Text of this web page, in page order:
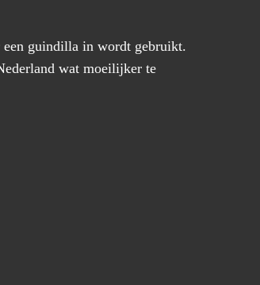
een guindilla in wordt gebruikt.
wat moeilijker te